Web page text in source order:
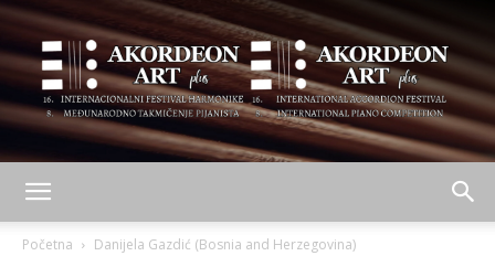
Početna Danijela Gazdić (Bosnia and Herzegovina)